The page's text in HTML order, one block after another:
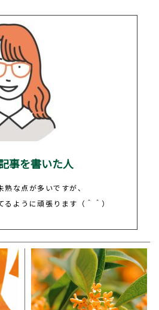
事を書いた人
熟な点が多いですが、
ように頑張ります（＾＾）